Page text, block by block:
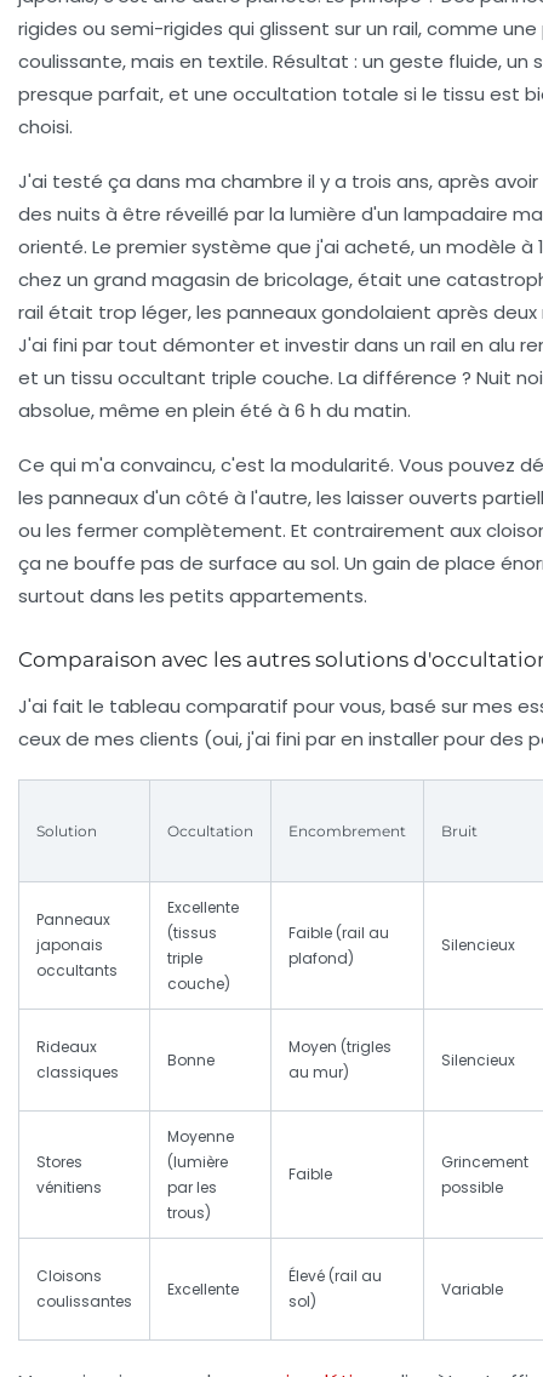
rigides ou semi-rigides qui glissent sur un rail, comme
coulissante, mais en textile. Résultat : un geste fluide, un
presque parfait, et une occultation totale si le tissu est
choisi.
J'ai testé ça dans ma chambre il y a trois ans, après
des nuits à être réveillé par la lumière d'un lampadaire
orienté. Le premier système que j'ai acheté, un modèle à
chez un grand magasin de bricolage, était une
rail était trop léger, les panneaux gondolaient après deux
J'ai fini par tout démonter et investir dans un rail en alu
et un tissu occultant triple couche. La différence ? Nuit
absolue, même en plein été à 6 h du matin.
Ce qui m'a convaincu, c'est la modularité. Vous pouvez
les panneaux d'un côté à l'autre, les laisser ouverts
ou les fermer complètement. Et contrairement aux
ça ne bouffe pas de surface au sol. Un gain de place
surtout dans les petits appartements.
Comparaison avec les autres solutions
J'ai fait le tableau comparatif pour vous, basé sur mes
ceux de mes clients (oui, j'ai fini par en installer pour des
Solution Occultation Encombrement Bruit
Panneaux
japonais
occultants
Excellente
(tissus
triple
couche)
Faible (rail au
plafond)
Silencieux
Rideaux
classiques
Bonne
Moyen (trigles
au mur)
Silencieux
Stores
vénitiens
Moyenne
(lumière
par les
trous)
Faible
Grincement
possible
Cloisons
coulissantes
Excellente
Élevé (rail au
sol)
Variable